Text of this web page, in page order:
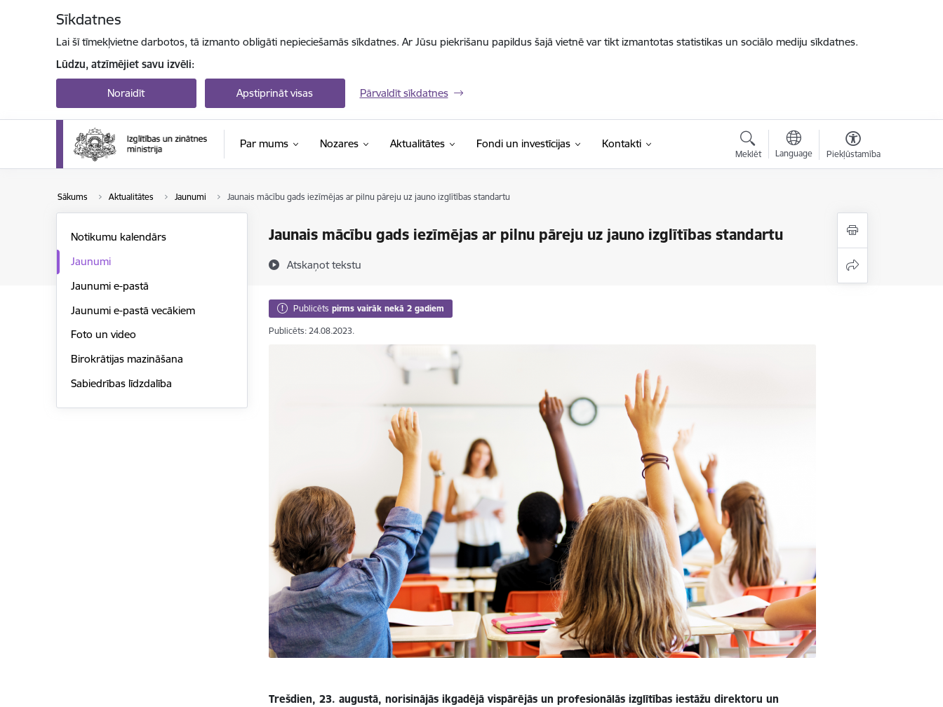
Sīkdatnes
Lai šī tīmekļvietne darbotos, tā izmanto obligāti nepieciešamās sīkdatnes. Ar Jūsu piekrišanu papildus šajā vietnē var tikt izmantotas statistikas un sociālo mediju sīkdatnes.
Lūdzu, atzīmējiet savu izvēli:
Noraidīt Apstiprināt visas Pārvaldīt sīkdatnes
Par mums Nozares Aktualitātes Fondi un investīcijas Kontakti
Meklēt Language Piekļūstamība
Sākums Aktualitātes Jaunumi Jaunais mācību gads iezīmējas ar pilnu pāreju uz jauno izglītības standartu
Jaunais mācību gads iezīmējas ar pilnu pāreju uz jauno izglītības standartu
Atskaņot tekstu
Notikumu kalendārs
Jaunumi
Jaunumi e-pastā
Jaunumi e-pastā vecākiem
Foto un video
Birokrātijas mazināšana
Sabiedrības līdzdalība
Publicēts pirms vairāk nekā 2 gadiem
Publicēts: 24.08.2023.
Trešdien, 23. augustā, norisinājās ikgadējā vispārējās un profesionālās izglītības iestāžu direktoru un